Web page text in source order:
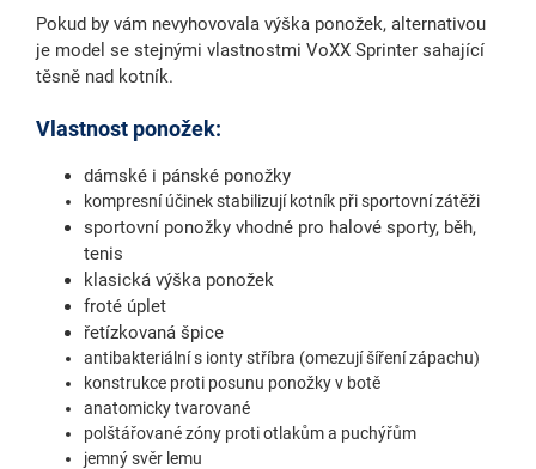
Pokud by vám nevyhovovala výška ponožek, alternativou
je model se stejnými vlastnostmi VoXX Sprinter sahající
těsně nad kotník.
Vlastnost ponožek:
dámské i pánské ponožky
kompresní účinek stabilizují kotník při sportovní zátěži
sportovní ponožky vhodné pro halové sporty, běh,
tenis
klasická výška ponožek
froté úplet
řetízkovaná špice
antibakteriální s ionty stříbra (omezují šíření zápachu)
konstrukce proti posunu ponožky v botě
anatomicky tvarované
polštářované zóny proti otlakům a puchýřům
jemný svěr lemu